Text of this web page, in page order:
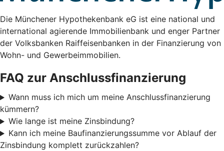
Die Münchener Hypothekenbank eG ist eine national und
international agierende Immobilienbank und enger Partner
der Volksbanken Raiffeisenbanken in der Finanzierung von
Wohn- und Gewerbeimmobilien.
FAQ zur Anschlussfinanzierung
Wann muss ich mich um meine Anschlussfinanzierung
kümmern?
Wie lange ist meine Zinsbindung?
Kann ich meine Baufinanzierungssumme vor Ablauf der
Zinsbindung komplett zurückzahlen?